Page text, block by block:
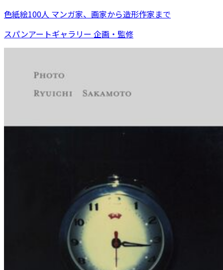
色紙絵100人 マンガ家、画家から造形作家まで
スパンアートギャラリー 企画・監修